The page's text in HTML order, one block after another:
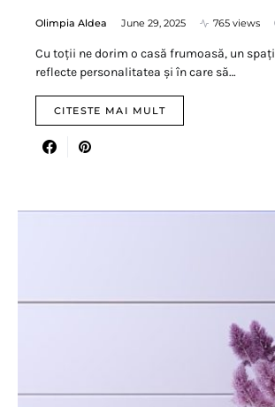
Olimpia Aldea June 29, 2025 765 views
Cu toții ne dorim o casă frumoasă, un
reflecte personalitatea și în care să…
CITESTE MAI MULT